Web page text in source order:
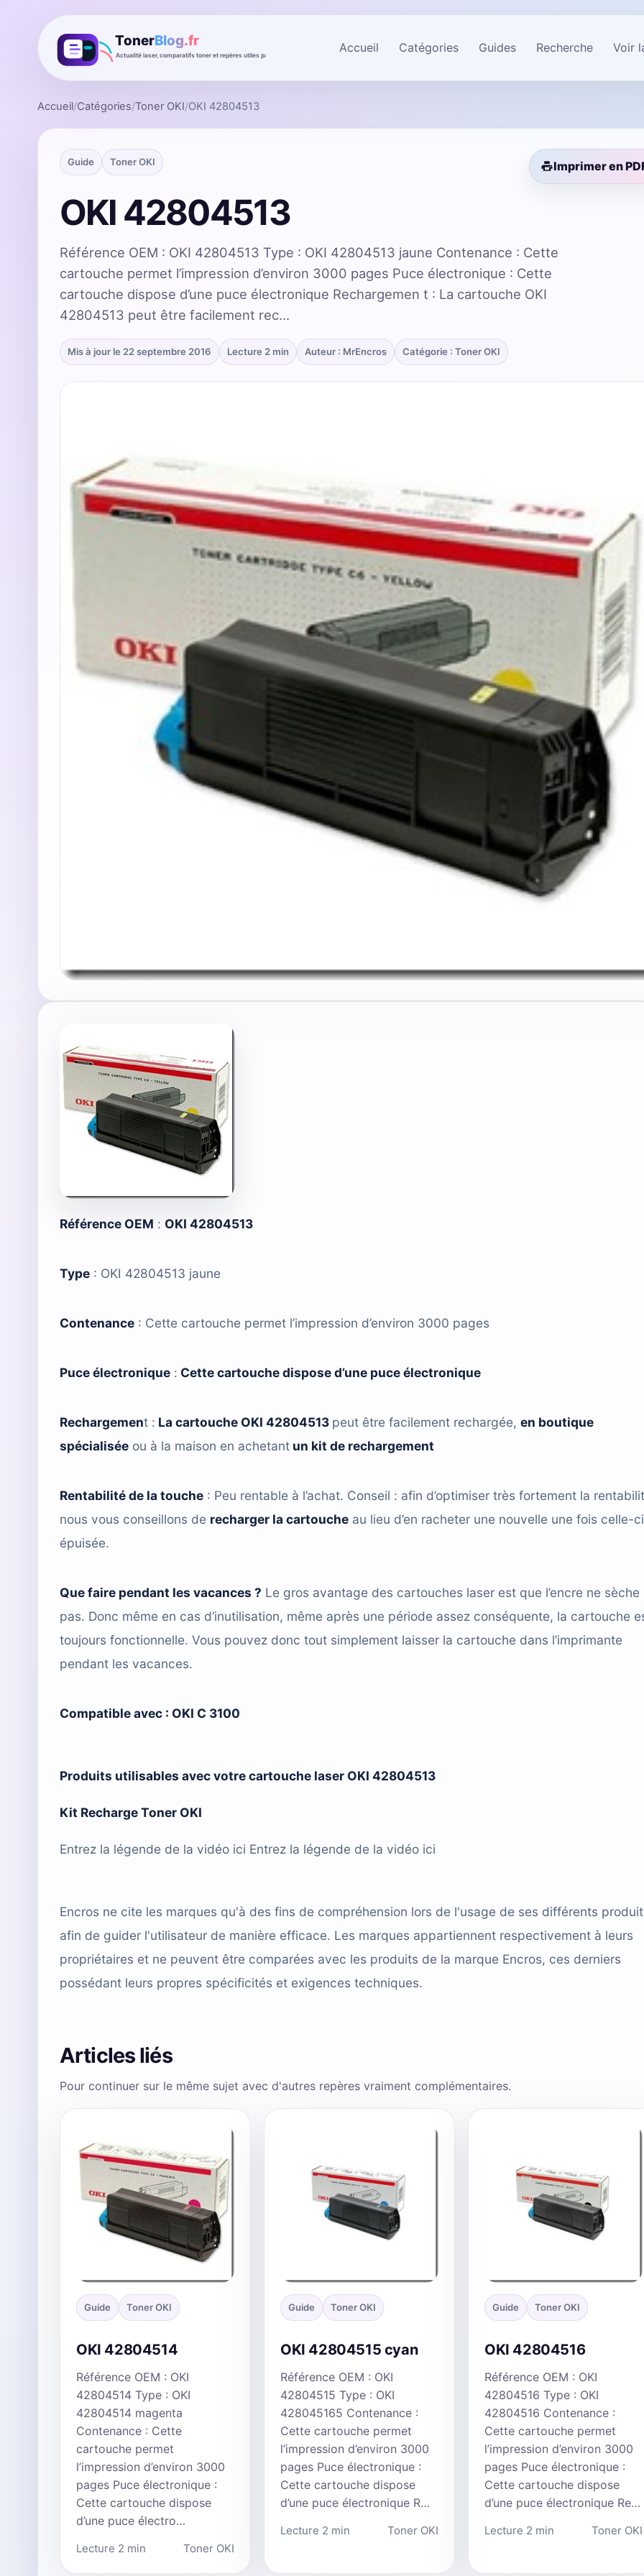
Accueil Catégories Guides Recherche Voir
Accueil/Catégories/Toner OKI/OKI 42804513
Guide Toner OKI Imprimer en
OKI 42804513
Référence OEM : OKI 42804513 Type : OKI 42804513 jaune Contenance : Cette
cartouche permet l’impression d’environ 3000 pages Puce électronique : Cette
cartouche dispose d’une puce électronique Rechargemen t : La cartouche OKI
42804513 peut être facilement rec…
Mis à jour le 22 septembre 2016 Lecture 2 min Auteur : MrEncros Catégorie : Toner OKI
Référence OEM : OKI 42804513
Type : OKI 42804513 jaune
Contenance : Cette cartouche permet l’impression d’environ 3000 pages
Puce électronique : Cette cartouche dispose d’une puce électronique
Rechargement : La cartouche OKI 42804513 peut être facilement rechargée, en boutique
spécialisée ou à la maison en achetant un kit de rechargement
Rentabilité de la touche : Peu rentable à l’achat. Conseil : afin d’optimiser très fortement la
nous vous conseillons de recharger la cartouche au lieu d’en racheter une nouvelle une fois celle-ci
épuisée.
Que faire pendant les vacances ? Le gros avantage des cartouches laser est que l’encre ne sèche
pas. Donc même en cas d’inutilisation, même après une période assez conséquente, la cartouche
toujours fonctionnelle. Vous pouvez donc tout simplement laisser la cartouche dans l’imprimante
pendant les vacances.
Compatible avec : OKI C 3100
Produits utilisables avec votre cartouche laser OKI 42804513
Kit Recharge Toner OKI
Entrez la légende de la vidéo ici Entrez la légende de la vidéo ici
Encros ne cite les marques qu'à des fins de compréhension lors de l'usage de ses différents
afin de guider l'utilisateur de manière efficace. Les marques appartiennent respectivement à leurs
propriétaires et ne peuvent être comparées avec les produits de la marque Encros, ces derniers
possédant leurs propres spécificités et exigences techniques.
Articles liés
Pour continuer sur le même sujet avec d'autres repères vraiment complémentaires.
Guide Toner OKI
OKI 42804514
Référence OEM : OKI
42804514 Type : OKI
42804514 magenta
Contenance : Cette
cartouche permet
l’impression d’environ 3000
pages Puce électronique :
Cette cartouche dispose
d’une puce électro…
Lecture 2 min Toner OKI
Guide Toner OKI
OKI 42804515 cyan
Référence OEM : OKI
42804515 Type : OKI
428045165 Contenance :
Cette cartouche permet
l’impression d’environ 3000
pages Puce électronique :
Cette cartouche dispose
d’une puce électronique R…
Lecture 2 min Toner OKI
Guide Toner OKI
OKI 42804516
Référence OEM : OKI
42804516 Type : OKI
42804516 Contenance :
Cette cartouche permet
l’impression d’environ 3000
pages Puce électronique :
Cette cartouche dispose
d’une puce électronique Re…
Lecture 2 min Toner OKI